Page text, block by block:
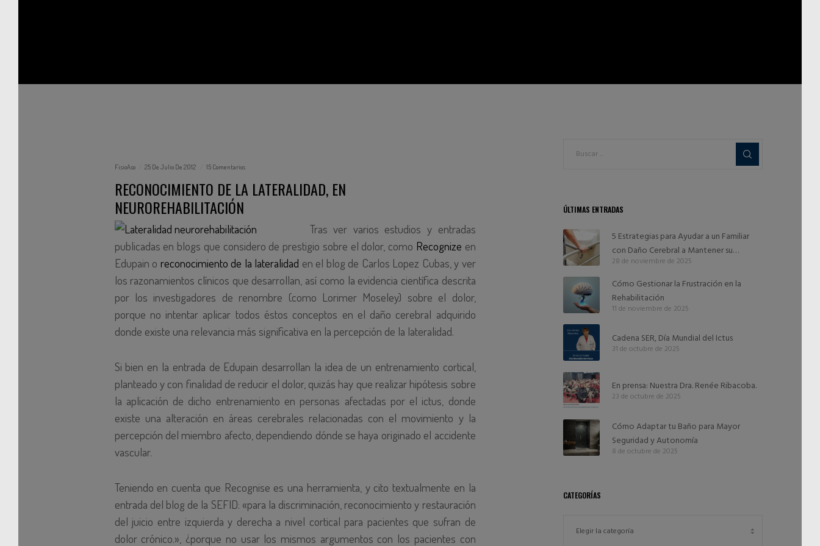
FisioAso 25 De Julio De 2012 15 Comentarios
RECONOCIMIENTO DE LA LATERALIDAD, EN
NEUROREHABILITACIÓN
Tras ver varios estudios y entradas
publicadas en blogs que considero de prestigio sobre el dolor, como Recognize en
Edupain o reconocimiento de la lateralidad en el blog de Carlos Lopez Cubas, y ver
los razonamientos clínicos que desarrollan, así como la evidencia científica descrita
por los investigadores de renombre (como Lorimer Moseley) sobre el dolor,
porque no intentar aplicar todos éstos conceptos en el daño cerebral adquirido
donde existe una relevancia más significativa en la percepción de la lateralidad.
Si bien en la entrada de Edupain desarrollan la idea de un entrenamiento cortical,
planteado y con finalidad de reducir el dolor, quizás hay que realizar hipótesis sobre
la aplicación de dicho entrenamiento en personas afectadas por el ictus, donde
existe una alteración en áreas cerebrales relacionadas con el movimiento y la
percepción del miembro afecto, dependiendo dónde se haya originado el accidente
vascular.
Teniendo en cuenta que Recognise es una herramienta, y cito textualmente en la
entrada del blog de la SEFID: «para la discriminación, reconocimiento y restauración
del juicio entre izquierda y derecha a nivel cortical para pacientes que sufran de
dolor crónico.», ¿porque no usar los mismos argumentos con los pacientes con
ÚLTIMAS ENTRADAS
5 Estrategias para Ayudar a un Familiar
con Daño Cerebral a Mantener su
Independencia
28 de noviembre de 2025
Cómo Gestionar la Frustración en la
Rehabilitación
11 de noviembre de 2025
Cadena SER, Día Mundial del Ictus
31 de octubre de 2025
En prensa: Nuestra Dra. Renée Ribacoba.
23 de octubre de 2025
Cómo Adaptar tu Baño para Mayor
Seguridad y Autonomía
8 de octubre de 2025
CATEGORÍAS